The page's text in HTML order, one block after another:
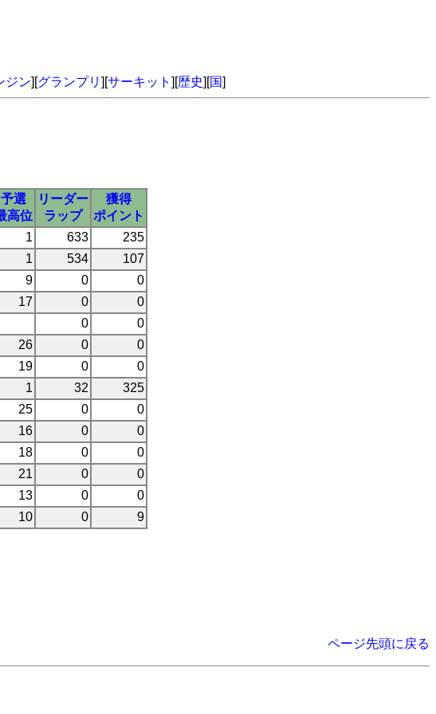
ジン][グランプリ ][サーキット ][歴史][国]
予選
高位
リーダー
ラップ
獲得
ポイント
1 633
235
1 534
107
9 0
0
17 0
0
0
0
26 0
0
19 0
0
1 32
325
25 0
0
16 0
0
18 0
0
21 0
0
13 0
0
10 0 9
ページ先頭に戻る